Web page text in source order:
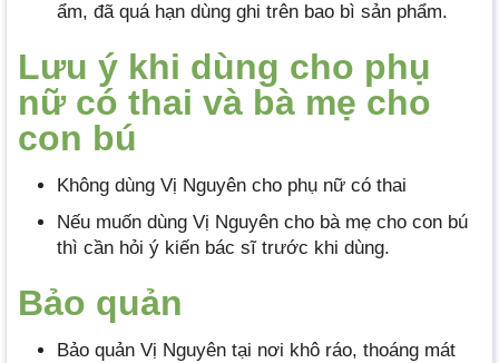
ẩm, đã quá hạn dùng ghi trên bao bì sản phẩm.
Lưu ý khi dùng cho phụ
nữ có thai và bà mẹ cho
con bú
Không dùng Vị Nguyên cho phụ nữ có thai
Nếu muốn dùng Vị Nguyên cho bà mẹ cho con bú
thì cần hỏi ý kiến bác sĩ trước khi dùng.
Bảo quản
Bảo quản Vị Nguyên tại nơi khô ráo, thoáng mát